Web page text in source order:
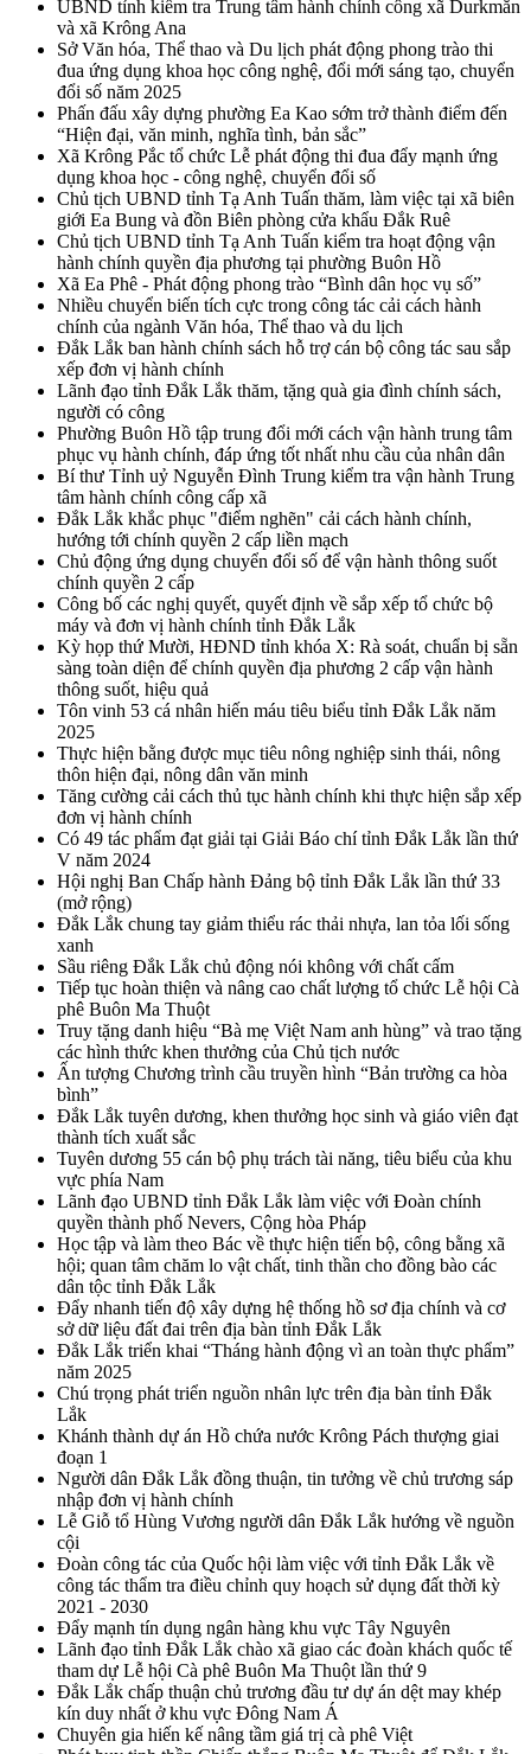
UBND tỉnh kiểm tra Trung tâm hành chính công xã Durkmăn
và xã Krông Ana
Sở Văn hóa, Thể thao và Du lịch phát động phong trào thi
đua ứng dụng khoa học công nghệ, đổi mới sáng tạo, chuyển
đổi số năm 2025
Phấn đấu xây dựng phường Ea Kao sớm trở thành điểm đến
“Hiện đại, văn minh, nghĩa tình, bản sắc”
Xã Krông Pắc tổ chức Lễ phát động thi đua đẩy mạnh ứng
dụng khoa học - công nghệ, chuyển đổi số
Chủ tịch UBND tỉnh Tạ Anh Tuấn thăm, làm việc tại xã biên
giới Ea Bung và đồn Biên phòng cửa khẩu Đắk Ruê
Chủ tịch UBND tỉnh Tạ Anh Tuấn kiểm tra hoạt động vận
hành chính quyền địa phương tại phường Buôn Hồ
Xã Ea Phê - Phát động phong trào “Bình dân học vụ số”
Nhiều chuyển biến tích cực trong công tác cải cách hành
chính của ngành Văn hóa, Thể thao và du lịch
Đắk Lắk ban hành chính sách hỗ trợ cán bộ công tác sau sắp
xếp đơn vị hành chính
Lãnh đạo tỉnh Đắk Lắk thăm, tặng quà gia đình chính sách,
người có công
Phường Buôn Hồ tập trung đổi mới cách vận hành trung tâm
phục vụ hành chính, đáp ứng tốt nhất nhu cầu của nhân dân
Bí thư Tỉnh uỷ Nguyễn Đình Trung kiểm tra vận hành Trung
tâm hành chính công cấp xã
Đắk Lắk khắc phục "điểm nghẽn" cải cách hành chính,
hướng tới chính quyền 2 cấp liền mạch
Chủ động ứng dụng chuyển đổi số để vận hành thông suốt
chính quyền 2 cấp
Công bố các nghị quyết, quyết định về sắp xếp tổ chức bộ
máy và đơn vị hành chính tỉnh Đắk Lắk
Kỳ họp thứ Mười, HĐND tỉnh khóa X: Rà soát, chuẩn bị sẵn
sàng toàn diện để chính quyền địa phương 2 cấp vận hành
thông suốt, hiệu quả
Tôn vinh 53 cá nhân hiến máu tiêu biểu tỉnh Đắk Lắk năm
2025
Thực hiện bằng được mục tiêu nông nghiệp sinh thái, nông
thôn hiện đại, nông dân văn minh
Tăng cường cải cách thủ tục hành chính khi thực hiện sắp xếp
đơn vị hành chính
Có 49 tác phẩm đạt giải tại Giải Báo chí tỉnh Đắk Lắk lần thứ
V năm 2024
Hội nghị Ban Chấp hành Đảng bộ tỉnh Đắk Lắk lần thứ 33
(mở rộng)
Đắk Lắk chung tay giảm thiểu rác thải nhựa, lan tỏa lối sống
xanh
Sầu riêng Đắk Lắk chủ động nói không với chất cấm
Tiếp tục hoàn thiện và nâng cao chất lượng tổ chức Lễ hội Cà
phê Buôn Ma Thuột
Truy tặng danh hiệu “Bà mẹ Việt Nam anh hùng” và trao tặng
các hình thức khen thưởng của Chủ tịch nước
Ấn tượng Chương trình cầu truyền hình “Bản trường ca hòa
bình”
Đắk Lắk tuyên dương, khen thưởng học sinh và giáo viên đạt
thành tích xuất sắc
Tuyên dương 55 cán bộ phụ trách tài năng, tiêu biểu của khu
vực phía Nam
Lãnh đạo UBND tỉnh Đắk Lắk làm việc với Đoàn chính
quyền thành phố Nevers, Cộng hòa Pháp
Học tập và làm theo Bác về thực hiện tiến bộ, công bằng xã
hội; quan tâm chăm lo vật chất, tinh thần cho đồng bào các
dân tộc tỉnh Đắk Lắk
Đẩy nhanh tiến độ xây dựng hệ thống hồ sơ địa chính và cơ
sở dữ liệu đất đai trên địa bàn tỉnh Đắk Lắk
Đắk Lắk triển khai “Tháng hành động vì an toàn thực phẩm”
năm 2025
Chú trọng phát triển nguồn nhân lực trên địa bàn tỉnh Đắk
Lắk
Khánh thành dự án Hồ chứa nước Krông Pách thượng giai
đoạn 1
Người dân Đắk Lắk đồng thuận, tin tưởng về chủ trương sáp
nhập đơn vị hành chính
Lễ Giỗ tổ Hùng Vương người dân Đắk Lắk hướng về nguồn
cội
Đoàn công tác của Quốc hội làm việc với tỉnh Đắk Lắk về
công tác thẩm tra điều chỉnh quy hoạch sử dụng đất thời kỳ
2021 - 2030
Đẩy mạnh tín dụng ngân hàng khu vực Tây Nguyên
Lãnh đạo tỉnh Đắk Lắk chào xã giao các đoàn khách quốc tế
tham dự Lễ hội Cà phê Buôn Ma Thuột lần thứ 9
Đắk Lắk chấp thuận chủ trương đầu tư dự án dệt may khép
kín duy nhất ở khu vực Đông Nam Á
Chuyên gia hiến kế nâng tầm giá trị cà phê Việt